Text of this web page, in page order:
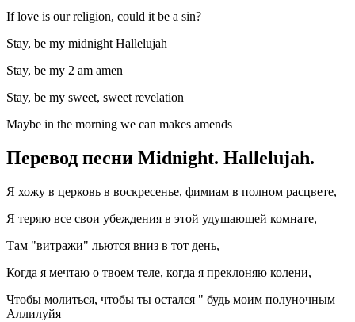
If love is our religion, could it be a sin?
Stay, be my midnight Hallelujah
Stay, be my 2 am amen
Stay, be my sweet, sweet revelation
Maybe in the morning we can makes amends
Перевод песни Midnight. Hallelujah.
Я хожу в церковь в воскресенье, фимиам в полном расцвете,
Я теряю все свои убеждения в этой удушающей комнате,
Там "витражи" льются вниз в тот день,
Когда я мечтаю о твоем теле, когда я преклоняю колени,
Чтобы молиться, чтобы ты остался " будь моим полуночным
Аллилуйя